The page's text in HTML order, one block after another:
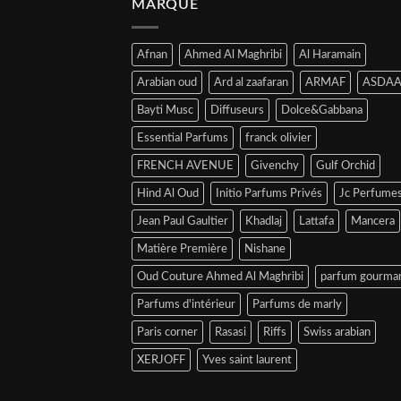
MARQUE
Afnan Ahmed Al Maghribi Al Haramain
Arabian oud Ard al zaafaran ARMAF
Bayti Musc Diffuseurs Dolce&Gabbana
Essential Parfums franck olivier
FRENCH AVENUE Givenchy Gulf Orchid
Hind Al Oud Initio Parfums Privés Jc Perfumes
Jean Paul Gaultier Khadlaj Lattafa Mancera
Matière Première Nishane
Oud Couture Ahmed Al Maghribi parfum
Parfums d'intérieur Parfums de marly
Paris corner Rasasi Riffs Swiss arabian
XERJOFF Yves saint laurent